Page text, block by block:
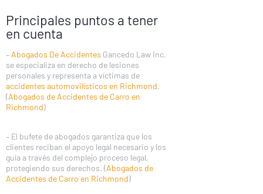
Principales puntos a tener
en cuenta
– Abogados De Accidentes Gancedo Law Inc.
se especializa en derecho de lesiones
personales y representa a víctimas de
accidentes automovilísticos en Richmond.
(Abogados de Accidentes de Carro en
Richmond)
– El bufete de abogados garantiza que los
clientes reciban el apoyo legal necesario y los
guía a través del complejo proceso legal,
protegiendo sus derechos. (Abogados de
Accidentes de Carro en Richmond)